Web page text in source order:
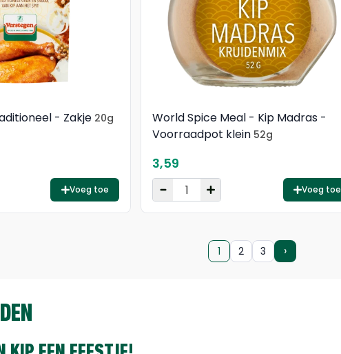
- Zakje 20g
Voeg toe
World Spice Meal - Kip Madras -
Voorraadpot klein 52g
3,59
Voeg toe
1 2 3 ›